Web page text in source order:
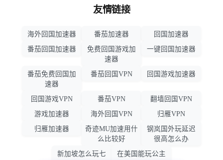
友情链接
海外回国加速器 番茄加速器
回国加速器
番茄回国加速器
免费回国游戏加
速器
一键回国加速器
番茄免费回国加
速器
番茄回国VPN 回国游戏加速器
回国游戏VPN 番茄VPN
翻墙回国VPN
游戏加速器
海外回国VPN
归雁VPN
归雁加速器
奇迹MU加速用什
么比较好
钢岚国外玩延迟
很高怎么办
新加坡怎么玩七
在美国能玩公主